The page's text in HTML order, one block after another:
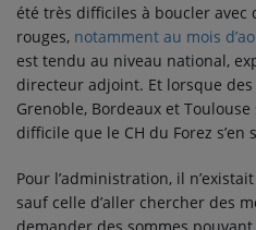
été très difficiles à boucler avec
rouges, notamment au mois
est tendu au niveau national,
directeur adjoint. Et lorsque
Grenoble, Bordeaux et
difficile que le CH du Forez s’en
Pour l’administration, il
sauf celle d’aller chercher des